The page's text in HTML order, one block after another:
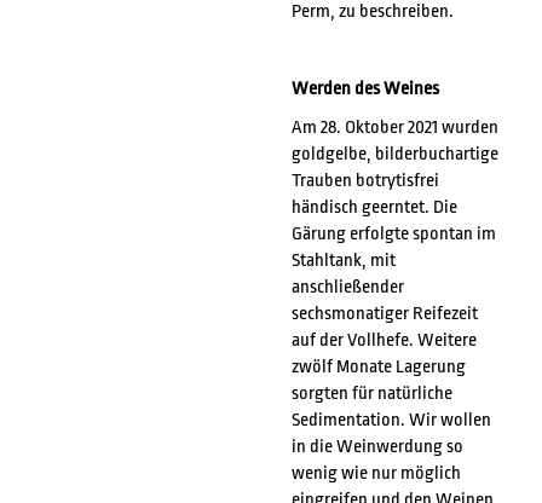
Perm, zu beschreiben.
Werden des Weines
Am 28. Oktober 2021 wurden
goldgelbe, bilderbuchartige
Trauben botrytisfrei
händisch geerntet. Die
Gärung erfolgte spontan im
Stahltank, mit
anschließender
sechsmonatiger Reifezeit
auf der Vollhefe. Weitere
zwölf Monate Lagerung
sorgten für natürliche
Sedimentation. Wir wollen
in die Weinwerdung so
wenig wie nur möglich